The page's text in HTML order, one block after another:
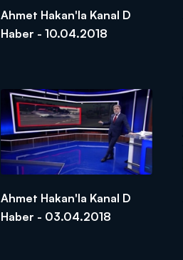
Ahmet Hakan'la Kanal D
Haber - 10.04.2018
Ahmet Hakan'la Kanal D
Haber - 03.04.2018